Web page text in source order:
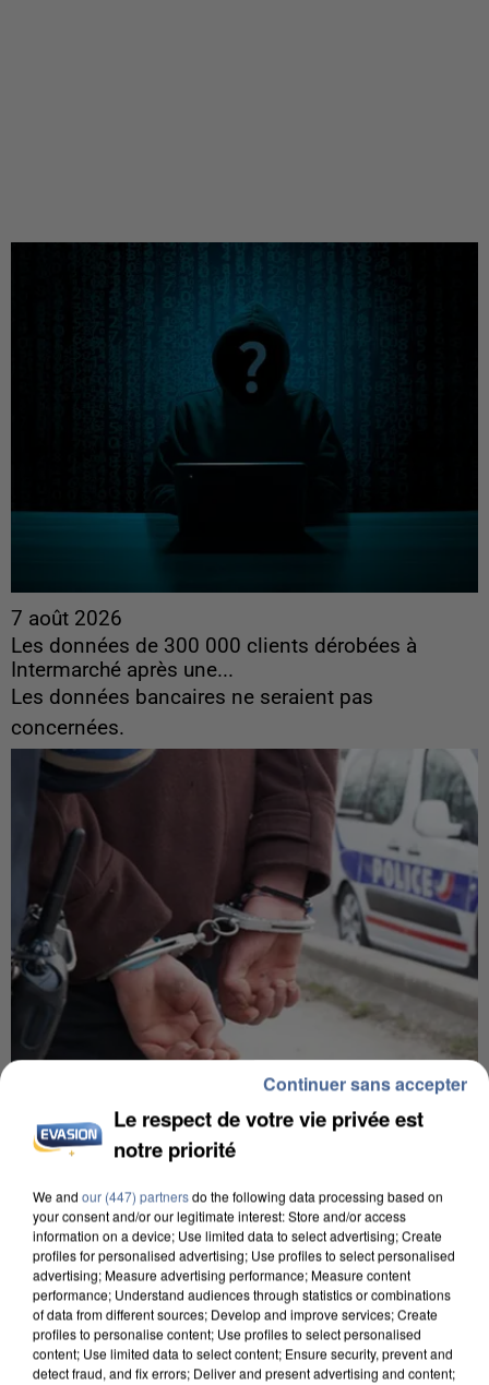
7 août 2026
Les données de 300 000 clients dérobées à
Intermarché après une...
Les données bancaires ne seraient pas
concernées.
7 août 2026
Un second cadre de la DZ Mafia interpellé en
Un cofondateur du réseau avait été interpellé
quelques jours plus tôt.
Le respect de votre vie privée est
notre priorité
We and our (447) partnersdo the following data processing based on
your consent and/or our legitimate interest: Store and/or access
information on a device; Use limited data to select advertising; Create
profiles for personalised advertising; Use profiles to select personalised
advertising; Measure advertising performance; Measure content
performance; Understand audiences through statistics or combinations
of data from different sources; Develop and improve services; Create
profiles to personalise content; Use profiles to select personalised
content; Use limited data to select content; Ensure security, prevent and
detect fraud, and fix errors; Deliver and present advertising and content;
Continuer sans accepter